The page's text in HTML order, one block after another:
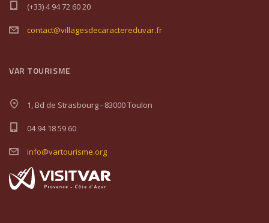
(+33) 4 94 72 60 20
contact@villagesdecaractereduvar.fr
VAR TOURISME
1, Bd de Strasbourg - 83000 Toulon
04 94 18 59 60
info@vartourisme.org